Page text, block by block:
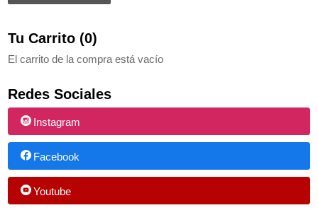
Tu Carrito (0)
El carrito de la compra está vacío
Redes Sociales
Instagram
Facebook
Youtube